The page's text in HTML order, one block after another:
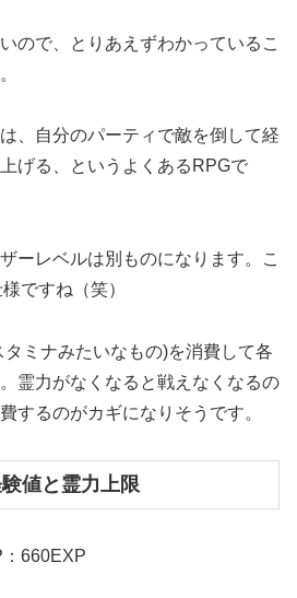
ので、とりあえずわかっているこ
、自分のパーティで敵を倒して経
げる、というよくあるRPGで
ーレベルは別ものになります。こ
ですね（笑）
ミナみたいなもの)を消費して各
霊力がなくなると戦えなくなるの
するのがカギになりそうです。
値と霊力上限
660EXP